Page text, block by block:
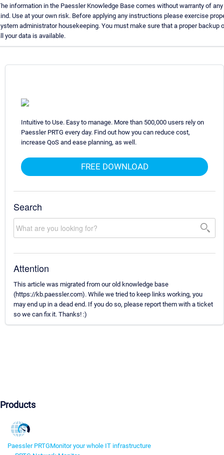
information in the Paessler Knowledge Base comes without warranty of any
Use at your own risk. Before applying any instructions please exercise
administrator housekeeping. You must make sure that a proper backup
your data is available.
Intuitive to Use. Easy to manage. More than 500,000 users rely on
Paessler PRTG every day. Find out how you can reduce cost,
increase QoS and ease planning, as well.
FREE DOWNLOAD
Search
Attention
This article was migrated from our old knowledge base
(https://kb.paessler.com). While we tried to keep links working, you
may end up in a dead end. If you do so, please report them with a ticket
so we can fix it. Thanks! :)
Products
Paessler PRTGMonitor your whole IT infrastructure